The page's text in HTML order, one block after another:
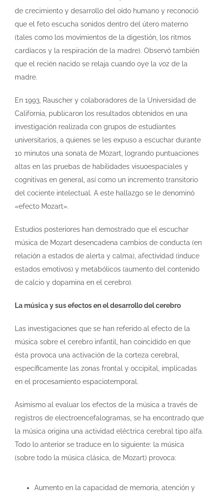
de crecimiento y desarrollo del oído humano y reconoció
que el feto escucha sonidos dentro del útero materno
(tales como los movimientos de la digestión, los ritmos
cardíacos y la respiración de la madre). Observó también
que el recién nacido se relaja cuando oye la voz de la
madre.
En 1993, Rauscher y colaboradores de la Universidad de
California, publicaron los resultados obtenidos en una
investigación realizada con grupos de estudiantes
universitarios, a quienes se les expuso a escuchar durante
10 minutos una sonata de Mozart, logrando puntuaciones
altas en las pruebas de habilidades visuoespaciales y
cognitivas en general, así como un incremento transitorio
del cociente intelectual. A este hallazgo se le denominó
«efecto Mozart».
Estudios posteriores han demostrado que el escuchar
música de Mozart desencadena cambios de conducta (en
relación a estados de alerta y calma), afectividad (induce
estados emotivos) y metabólicos (aumento del contenido
de calcio y dopamina en el cerebro).
La música y sus efectos en el desarrollo del cerebro
Las investigaciones que se han referido al efecto de la
música sobre el cerebro infantil, han coincidido en que
ésta provoca una activación de la corteza cerebral,
específicamente las zonas frontal y occipital, implicadas
en el procesamiento espaciotemporal.
Asimismo al evaluar los efectos de la música a través de
registros de electroencefalogramas, se ha encontrado que
la música origina una actividad eléctrica cerebral tipo alfa.
Todo lo anterior se traduce en lo siguiente: la música
(sobre todo la música clásica, de Mozart) provoca:
Aumento en la capacidad de memoria, atención y